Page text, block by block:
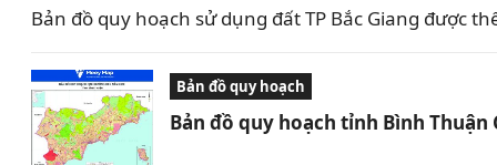
Bản đồ quy hoạch sử dụng đất TP Bắc Giang được
Bản đồ quy hoạch
Bản đồ quy hoạch tỉnh Bình Thuận